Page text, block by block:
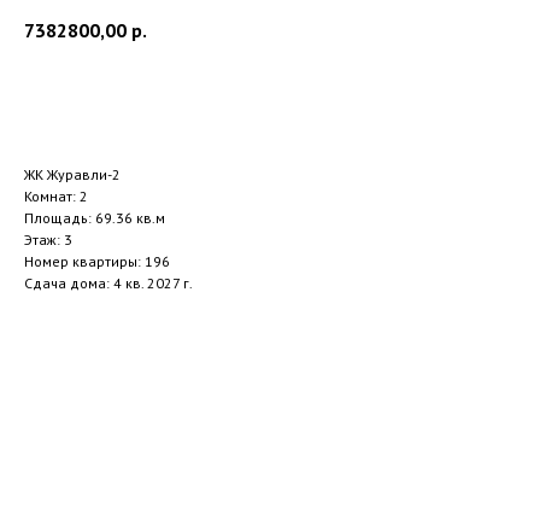
7382800,00 р.
ЖК Журавли-2
Комнат: 2
Площадь: 69.36 кв.м
Этаж: 3
Номер квартиры: 196
Сдача дома: 4 кв. 2027 г.